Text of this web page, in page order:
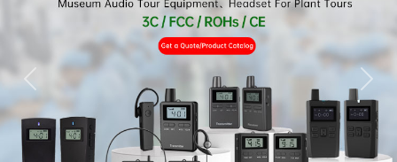
Previous Next